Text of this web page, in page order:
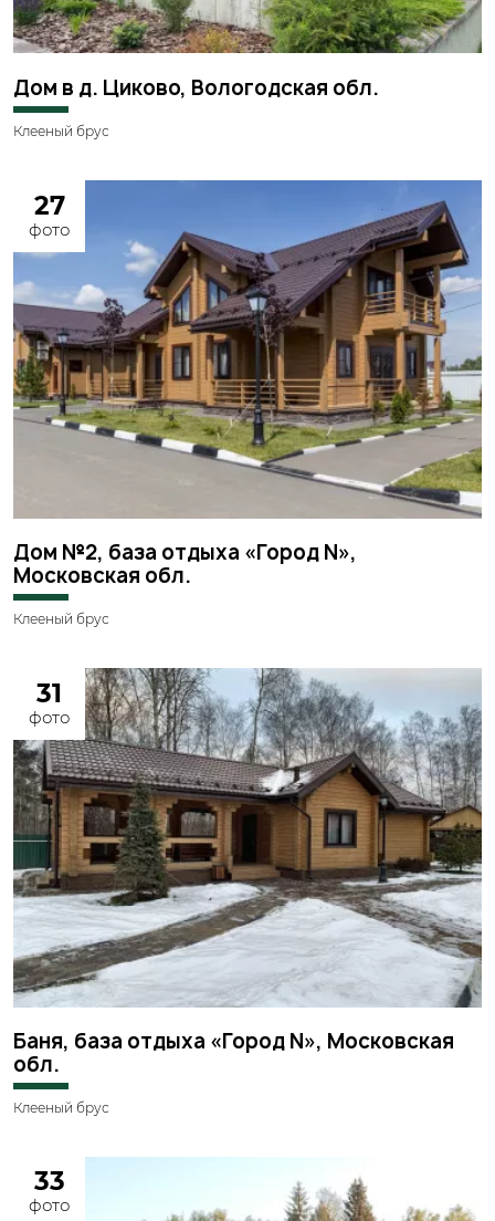
Дом в д. Циково, Вологодская обл.
Клееный брус
27
фото
Дом №2, база отдыха «Город N»,
Московская обл.
Клееный брус
31
фото
Баня, база отдыха «Город N», Московская
обл.
Клееный брус
33
фото